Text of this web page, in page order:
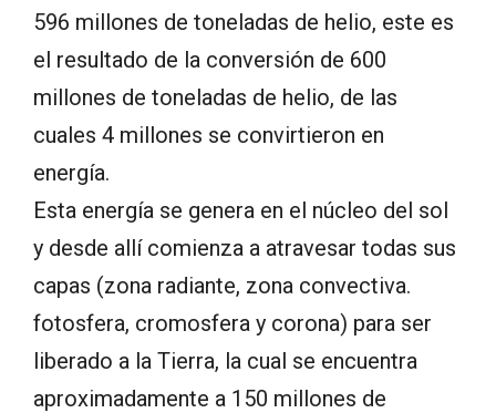
596 millones de toneladas de helio, este es
el resultado de la conversión de 600
millones de toneladas de helio, de las
cuales 4 millones se convirtieron en
energía.
Esta energía se genera en el núcleo del sol
y desde allí comienza a atravesar todas sus
capas (zona radiante, zona convectiva.
fotosfera, cromosfera y corona) para ser
liberado a la Tierra, la cual se encuentra
aproximadamente a 150 millones de